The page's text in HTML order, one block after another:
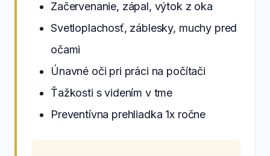
Začervenanie, zápal, výtok z oka
Svetloplachosť, záblesky, muchy pred
očami
Únavné oči pri práci na počítači
Ťažkosti s videním v tme
Preventívna prehliadka 1x ročne